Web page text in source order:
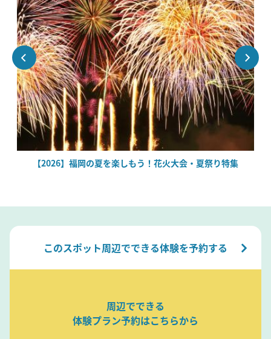
【2026】福岡の夏を楽しもう！花火大会・夏祭り特集
このスポット周辺でできる体験を予約する
周辺でできる
体験プラン予約はこちらから